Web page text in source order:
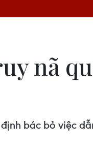
nã
bác bỏ việc